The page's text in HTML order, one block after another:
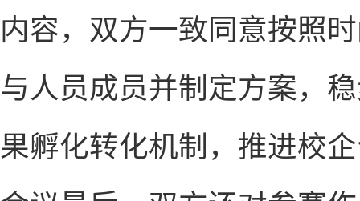
内容，双方一致同意按照
与人员成员并制定方案，
果孵化转化机制，推进校